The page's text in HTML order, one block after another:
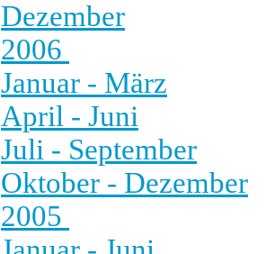
Dezember
2006
Januar - März
April - Juni
Juli - September
Oktober - Dezember
2005